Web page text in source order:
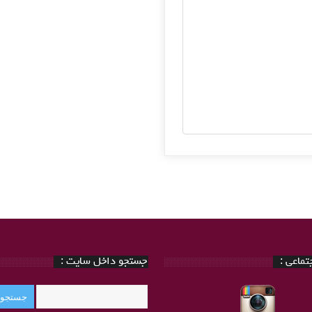
جستجو داخل سایت : :